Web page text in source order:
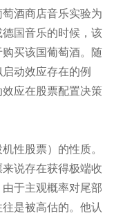
酒商店音乐实验为
国音乐的时候，该
买该国葡萄酒。随
动效应存在的例
应在股票配置决策
性股票）的性质。
说存在获得极端收
于主观概率对尾部
是被高估的。他认